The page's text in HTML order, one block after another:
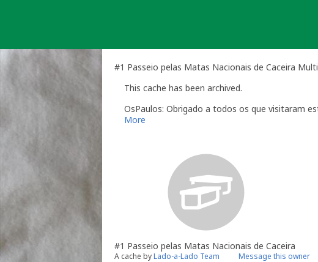
#1 Passeio pelas Matas Nacionais de Caceira
This cache has been archived.
OsPaulos: Obrigado a todos os que visitaram
More
#1 Passeio pelas Matas Nacionais de Caceira
A cache byLado-a-Lado Team Message this owner